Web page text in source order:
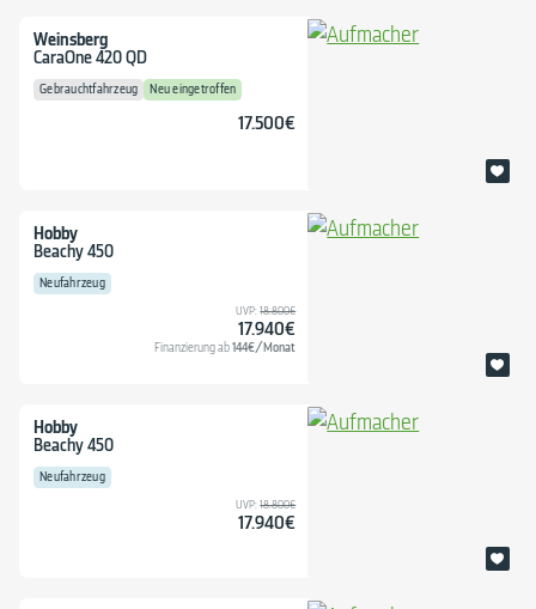
Weinsberg
CaraOne 420 QD
Gebrauchtfahrzeug Neu eingetroffen
17.500€
Hobby
Beachy 450
Neufahrzeug
UVP:18.800€
17.940€
Finanzierung ab144€/Monat
Hobby
Beachy 450
Neufahrzeug
UVP:18.800€
17.940€